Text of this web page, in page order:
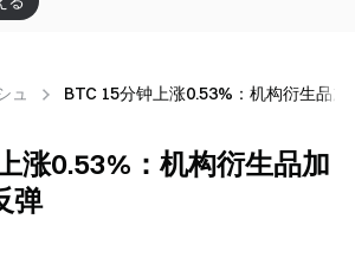
ュ BTC 15分钟上涨0.53%：机构衍生品
涨0.53%：机构衍生品加
弹